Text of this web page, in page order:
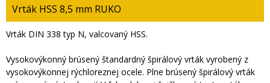
Vrták HSS 8,5 mm RUKO
Vrták DIN 338 typ N, valcovaný HSS.
Vysokovýkonný brúsený štandardný špirálový vrták vyrobený z
vysokovýkonnej rýchloreznej ocele. Plne brúsený špirálový vrták